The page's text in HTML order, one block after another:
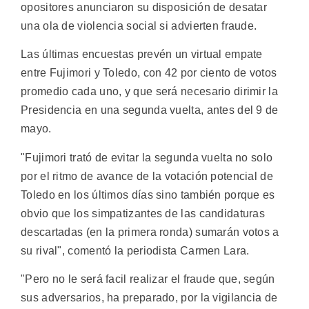
opositores anunciaron su disposición de desatar
una ola de violencia social si advierten fraude.
Las últimas encuestas prevén un virtual empate
entre Fujimori y Toledo, con 42 por ciento de votos
promedio cada uno, y que será necesario dirimir la
Presidencia en una segunda vuelta, antes del 9 de
mayo.
"Fujimori trató de evitar la segunda vuelta no solo
por el ritmo de avance de la votación potencial de
Toledo en los últimos días sino también porque es
obvio que los simpatizantes de las candidaturas
descartadas (en la primera ronda) sumarán votos a
su rival", comentó la periodista Carmen Lara.
"Pero no le será facil realizar el fraude que, según
sus adversarios, ha preparado, por la vigilancia de